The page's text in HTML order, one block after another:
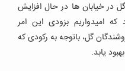
در خیابان ها در حال افزایش
امیدواریم بزودی این امر
گل، باتوجه به رکودی که
یابد.